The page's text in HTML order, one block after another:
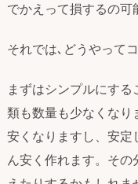
でかえって損するの可
それでは､どうやって
まずはシンプルにす
類も数量も少なくなり
安くなりますし、安定
ん安く作れます。そ